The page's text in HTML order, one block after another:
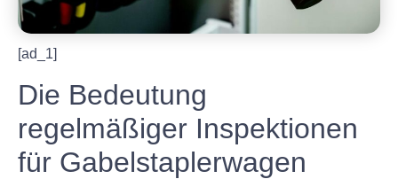
[ad_1]
Die Bedeutung
regelmäßiger Inspektionen
für Gabelstaplerwagen